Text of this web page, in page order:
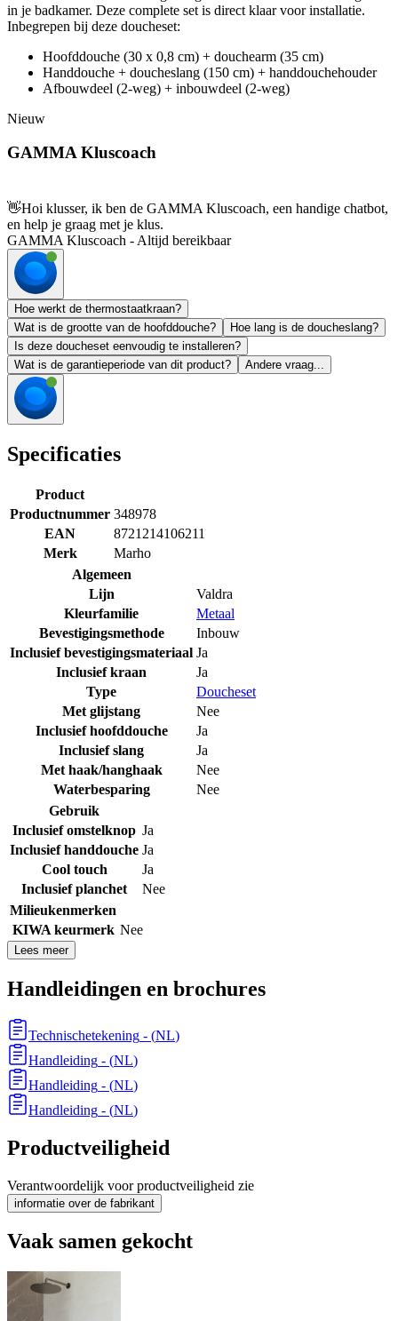
in je badkamer. Deze complete set is direct klaar voor installatie.
Inbegrepen bij deze doucheset:
Hoofddouche (30 x 0,8 cm) + douchearm (35 cm)
Handdouche + doucheslang (150 cm) + handdouchehouder
Afbouwdeel (2-weg) + inbouwdeel (2-weg)
Nieuw
GAMMA Kluscoach
👋Hoi klusser, ik ben de GAMMA Kluscoach, een handige chatbot,
en help je graag met je klus.
GAMMA Kluscoach - Altijd bereikbaar
Hoe werkt de thermostaatkraan?
Wat is de grootte van de hoofddouche?
Hoe lang is de doucheslang?
Is deze doucheset eenvoudig te installeren?
Wat is de garantieperiode van dit product?
Andere vraag...
Specificaties
Product
Productnummer 348978
EAN
8721214106211
Merk
Marho
Algemeen
Lijn
Valdra
Kleurfamilie
Metaal
Bevestigingsmethode
Inbouw
Inclusief bevestigingsmateriaal Ja
Inclusief kraan
Ja
Type
Doucheset
Met glijstang
Nee
Inclusief hoofddouche
Ja
Inclusief slang
Ja
Met haak/hanghaak
Nee
Waterbesparing
Nee
Gebruik
Inclusief omstelknop Ja
Inclusief handdouche Ja
Cool touch
Ja
Inclusief planchet
Nee
Milieukenmerken
KIWA keurmerk Nee
Lees meer
Handleidingen en brochures
Technischetekening - (NL)
Handleiding - (NL)
Handleiding - (NL)
Handleiding - (NL)
Productveiligheid
Verantwoordelijk voor productveiligheid zie
informatie over de fabrikant
Vaak samen gekocht